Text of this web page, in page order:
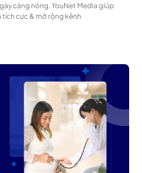
càng nóng. YouNet Media giúp
cực & mở rộng kênh